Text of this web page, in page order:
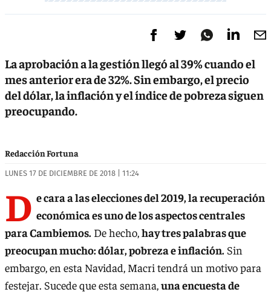
La aprobación a la gestión llegó al 39% cuando el
mes anterior era de 32%. Sin embargo, el precio
del dólar, la inflación y el índice de pobreza siguen
preocupando.
Redacción Fortuna
LUNES 17 DE DICIEMBRE DE 2018 | 11:24
D e cara a las elecciones del 2019, la recuperación
económica es uno de los aspectos centrales
para Cambiemos. De hecho,hay tres palabras que
preocupan mucho: dólar, pobreza e inflación. Sin
embargo, en esta Navidad, Macri tendrá un motivo para
festejar. Sucede que esta semana,una encuesta de